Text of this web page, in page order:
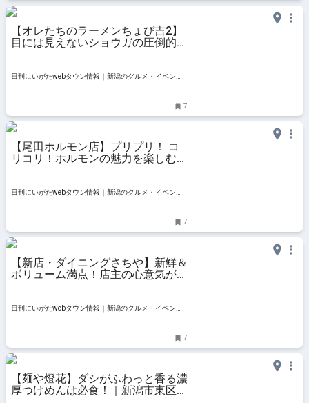
【オレたちのラーメンちょび吉2】
目には見えないショウガの圧倒的存
日刊にいがたwebタウン情報｜新潟のグルメ・イベン
7
【尾田ホルモン店】プリプリ！ コ
リコリ！ホルモンの魅力を楽しむ個
日刊にいがたwebタウン情報｜新潟のグルメ・イベン
7
【新店・ダイニングさちや】新鮮＆
ボリューム満点！店主の心意気が光
日刊にいがたwebタウン情報｜新潟のグルメ・イベン
7
【麺や燈花】ダシがふわっと香る濃
厚つけめんは必食！｜新潟市東区は